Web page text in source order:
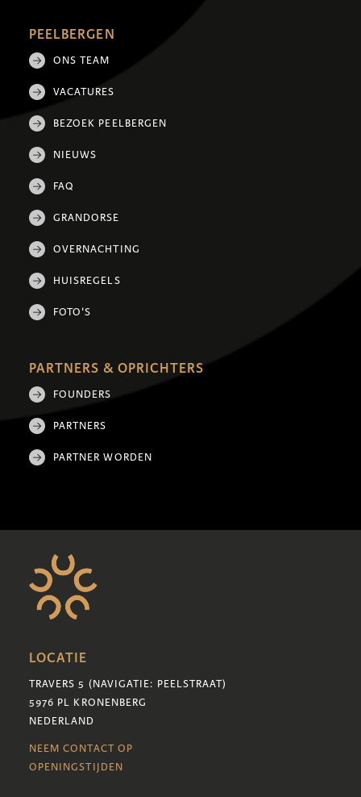
PEELBERGEN
ONS TEAM
VACATURES
BEZOEK PEELBERGEN
NIEUWS
FAQ
GRANDORSE
OVERNACHTING
HUISREGELS
FOTO'S
PARTNERS & OPRICHTERS
FOUNDERS
PARTNERS
PARTNER WORDEN
LOCATIE
TRAVERS 5 (NAVIGATIE: PEELSTRAAT)
5976 PL KRONENBERG
NEDERLAND
NEEM CONTACT OP
OPENINGSTIJDEN